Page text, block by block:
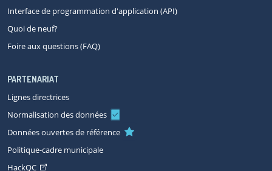
Interface de programmation d'application (API)
Quoi de neuf?
Foire aux questions (FAQ)
PARTENARIAT
Lignes directrices
Normalisation des données
Données ouvertes de référence
Politique-cadre municipale
HackQC